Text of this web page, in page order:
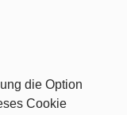
die Option
Cookie